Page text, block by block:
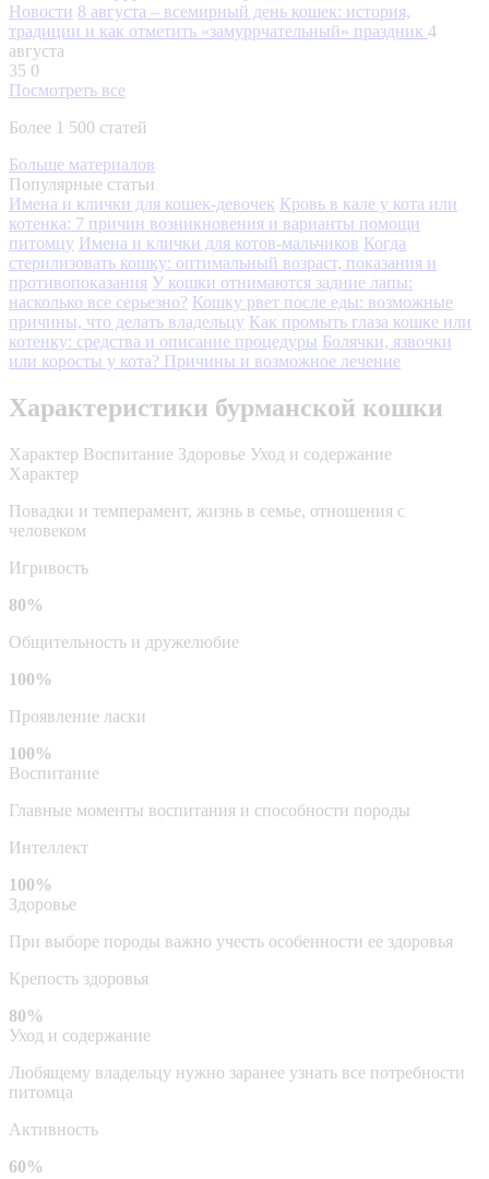
Новости 8 августа – всемирный день кошек: история,
традиции и как отметить «замуррчательный» праздник 4
августа
35 0
Посмотреть все
Более 1 500 статей
Больше материалов
Популярные статьи
Имена и клички для кошек-девочек Кровь в кале у кота или
котенка: 7 причин возникновения и варианты помощи
питомцу Имена и клички для котов-мальчиков Когда
стерилизовать кошку: оптимальный возраст, показания и
противопоказания У кошки отнимаются задние лапы:
насколько все серьезно? Кошку рвет после еды: возможные
причины, что делать владельцу Как промыть глаза кошке или
котенку: средства и описание процедуры Болячки, язвочки
или коросты у кота? Причины и возможное лечение
Характеристики бурманской кошки
Характер Воспитание Здоровье Уход и содержание
Характер
Повадки и темперамент, жизнь в семье, отношения с
человеком
Игривость
80%
Общительность и дружелюбие
100%
Проявление ласки
100%
Воспитание
Главные моменты воспитания и способности породы
Интеллект
100%
Здоровье
При выборе породы важно учесть особенности ее здоровья
Крепость здоровья
80%
Уход и содержание
Любящему владельцу нужно заранее узнать все потребности
питомца
Активность
60%